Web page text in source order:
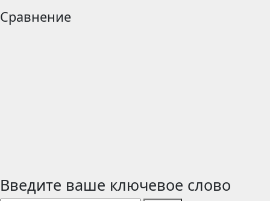
Сравнение
Введите ваше ключевое слово